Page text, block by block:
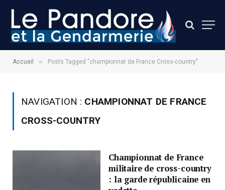
Accueil » Posts Tagged "championnat de France Cross-country"
NAVIGATION : CHAMPIONNAT DE FRANCE
CROSS-COUNTRY
Championnat de France
militaire de cross-country
: la garde républicaine en